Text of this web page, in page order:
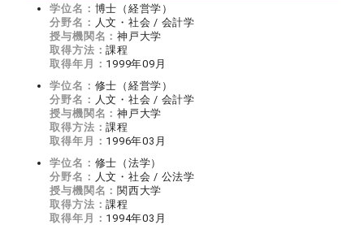
学位名： 博士（経営学）
分野名： 人文・社会 / 会計学
授与機関名：神戸大学
取得方法：課程
取得年月： 1999年09月
学位名： 修士（経営学）
分野名： 人文・社会 / 会計学
授与機関名：神戸大学
取得方法：課程
取得年月： 1996年03月
学位名： 修士（法学）
分野名： 人文・社会 / 公法学
授与機関名： 関西大学
取得方法：課程
取得年月： 1994年03月